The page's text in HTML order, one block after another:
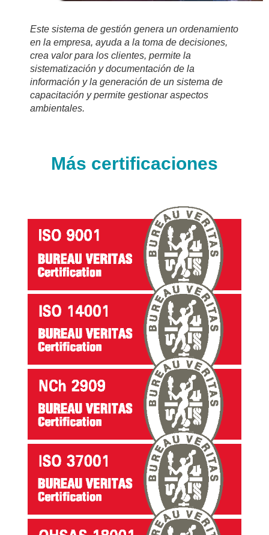
Este sistema de gestión genera un ordenamiento
en la empresa, ayuda a la toma de decisiones,
crea valor para los clientes, permite la
sistematización y documentación de la
información y la generación de un sistema de
capacitación y permite gestionar aspectos
ambientales.
Más certificaciones